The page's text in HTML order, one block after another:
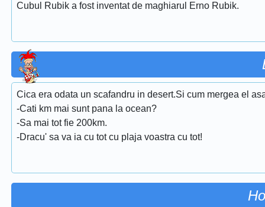
Cubul Rubik a fost inventat de maghiarul Erno Rubik.
Cica era odata un scafandru in desert.Si cum mergea el
-Cati km mai sunt pana la ocean?
-Sa mai tot fie 200km.
-Dracu' sa va ia cu tot cu plaja voastra cu tot!